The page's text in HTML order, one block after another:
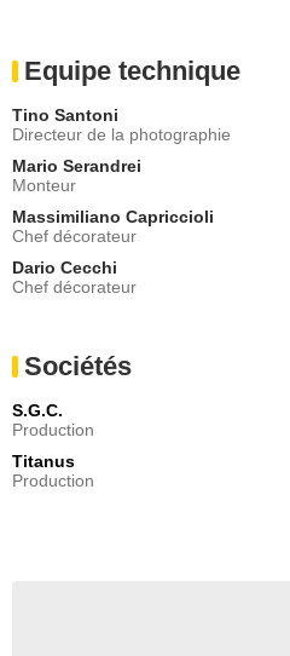
Equipe technique
Tino Santoni
Directeur de la photographie
Mario Serandrei
Monteur
Massimiliano Capriccioli
Chef décorateur
Dario Cecchi
Chef décorateur
Sociétés
S.G.C.
Production
Titanus
Production